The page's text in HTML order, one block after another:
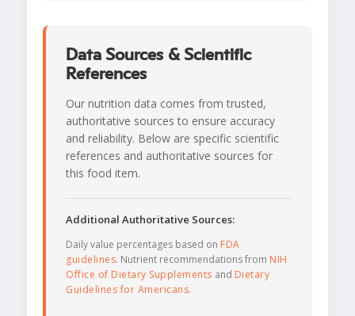
Data Sources & Scientific
References
Our nutrition data comes from trusted,
authoritative sources to ensure accuracy
and reliability. Below are specific scientific
references and authoritative sources for
this food item.
Additional Authoritative Sources:
Daily value percentages based on FDA
guidelines. Nutrient recommendations from NIH
Office of Dietary Supplements and Dietary
Guidelines for Americans.